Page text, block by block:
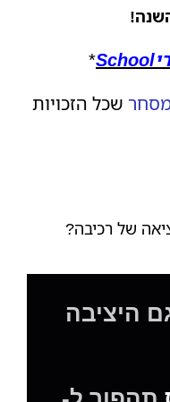
School
*
שכל הזכויות
של רכיבה?
היציבה